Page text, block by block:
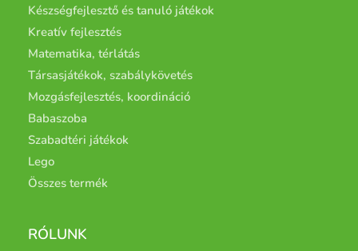
Készségfejlesztő és tanuló játékok
Kreatív fejlesztés
Matematika, térlátás
Társasjátékok, szabálykövetés
Mozgásfejlesztés, koordináció
Babaszoba
Szabadtéri játékok
Lego
Összes termék
RÓLUNK